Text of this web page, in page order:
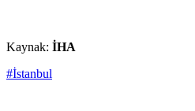
Kaynak: İHA
#İstanbul